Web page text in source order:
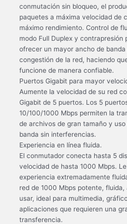
conmutación sin bloqueo, el
paquetes a máxima velocidad de
máximo rendimiento. Control de
modo Full Duplex y contrapresión
ofrecer un mayor ancho de banda
congestión de la red, haciendo
funcione de manera confiable.
Puertos Gigabit para mayor
Aumente la velocidad de su red
Gigabit de 5 puertos. Los 5
10/100/1000 Mbps permiten la
de archivos de gran tamaño y
banda sin interferencias.
Experiencia en línea fluida.
El conmutador conecta hasta 5
velocidad de hasta 1000 Mbps.
experiencia extremadamente
red de 1000 Mbps potente,
usar, ideal para multimedia,
aplicaciones que requieren una
transferencia.